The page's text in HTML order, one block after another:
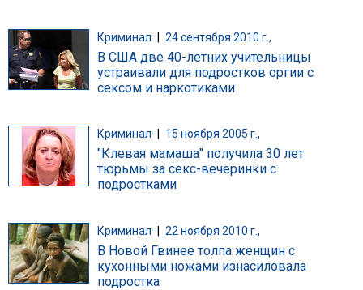
Криминал 24 сентября 2010 г.,
В США две 40-летних учительницы
устраивали для подростков оргии с
сексом и наркотиками
Криминал 15 ноября 2005 г.,
"Клевая мамаша" получила 30 лет
тюрьмы за секс-вечеринки с
подростками
Криминал | 22 ноября 2010 г.,
В Новой Гвинее толпа женщин с
кухонными ножами изнасиловала
подростка